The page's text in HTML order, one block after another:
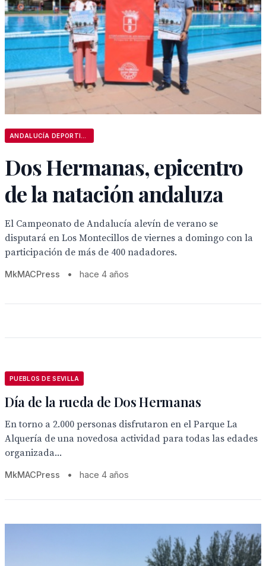
Dos Hermanas, epicentro
de la natación andaluza
El Campeonato de Andalucía alevín de verano se
disputará en Los Montecillos de viernes a domingo con la
participación de más de 400 nadadores.
MkMACPress • hace 4 años
PUEBLOS DE SEVILLA
Día de la rueda de Dos Hermanas
En torno a 2.000 personas disfrutaron en el Parque La
Alquería de una novedosa actividad para todas las edades
organizada...
MkMACPress • hace 4 años